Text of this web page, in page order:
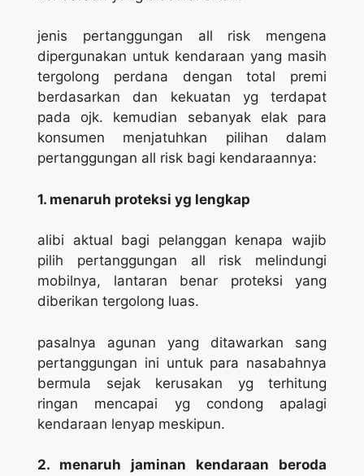
jenis pertanggungan all risk mengena
dipergunakan untuk kendaraan yang masih
tergolong perdana dengan total premi
berdasarkan dan kekuatan yg terdapat
pada ojk. kemudian sebanyak elak para
konsumen menjatuhkan pilihan dalam
pertanggungan all risk bagi kendaraannya:
1. menaruh proteksi yg lengkap
alibi aktual bagi pelanggan kenapa wajib
pilih pertanggungan all risk melindungi
mobilnya, lantaran benar proteksi yang
diberikan tergolong luas.
pasalnya agunan yang ditawarkan sang
pertanggungan ini untuk para nasabahnya
bermula sejak kerusakan yg terhitung
ringan mencapai yg condong apalagi
kendaraan lenyap meskipun.
2. menaruh jaminan kendaraan beroda